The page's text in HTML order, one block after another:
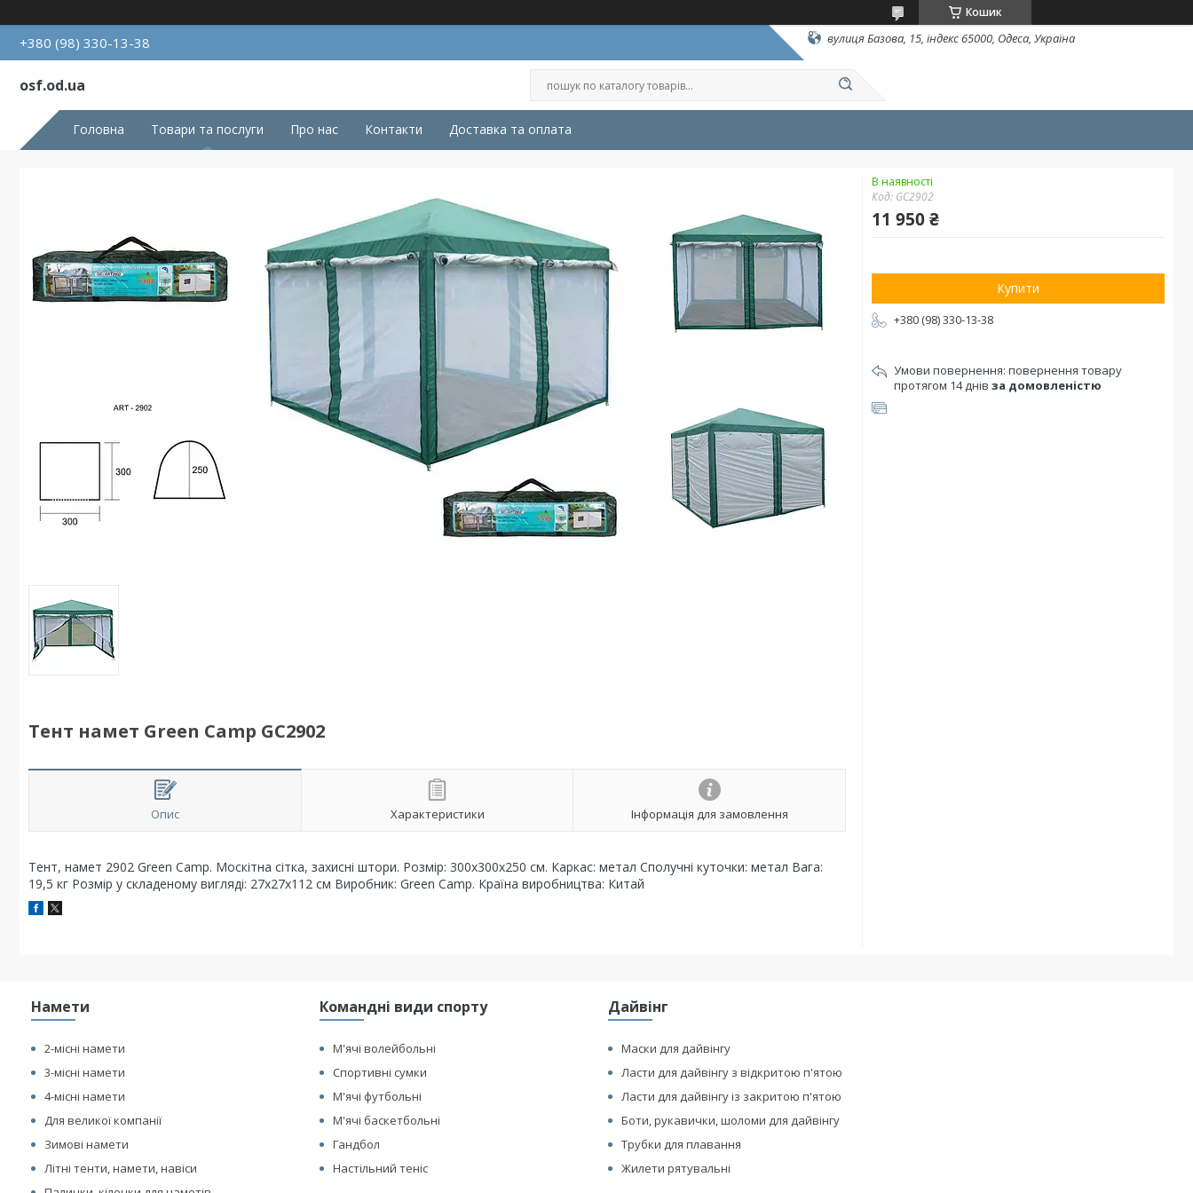
Кошик
+380 (98) 330-13-38 вулиця Базова, 15, індекс 65000, Одеса, Україна
osf.od.ua
Головна Товари та послуги Про нас Контакти Доставка та оплата
Тент намет Green Camp GC2902
Опис Характеристики Інформація для замовлення
Тент, намет 2902 Green Camp. Москітна сітка, захисні штори. Розмір: 300х300х250 см. Каркас: метал Сполучні куточки: метал Вага:
19,5 кг Розмір у складеному вигляді: 27х27х112 см Виробник: Green Camp. Країна виробництва: Китай
В наявності
Код: GC2902
11 950 ₴
Купити
+380 (98) 330-13-38
повернення товару
протягом 14 днів за домовленістю
Намети
2-місні намети
3-місні намети
4-місні намети
Для великої компанії
Зимові намети
Літні тенти, намети, навіси
Командні види спорту
М'ячі волейбольні
Спортивні сумки
М'ячі футбольні
М'ячі баскетбольні
Гандбол
Настільний теніс
Дайвінг
Маски для дайвінгу
Ласти для дайвінгу з відкритою п'ятою
Ласти для дайвінгу із закритою п'ятою
Боти, рукавички, шоломи для дайвінгу
Трубки для плавання
Жилети рятувальні